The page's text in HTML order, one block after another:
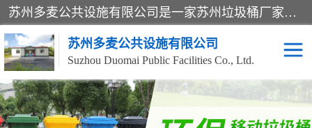
苏州多麦公共设施有限公司是一家苏州垃圾桶厂家，主营：塑料垃圾桶、分类果皮箱、户外园林椅、保安岗亭等产品厂家。全国统一热线电话：17105580222。公司组建完善的团队。设计人员，能根据客户要求，提供适合的设计方案，来满足客户的需求。
苏州多麦公共设施有限公司
Suzhou Duomai Public Facilities Co., Ltd.
办公室脚踩垃圾桶 保安岗亭